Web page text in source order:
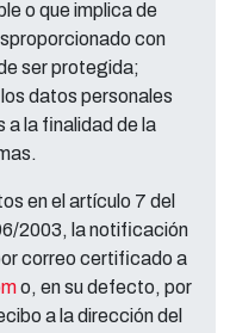
o que implica de
con
ser protegida;
datos personales
a la finalidad de la
en el artículo 7 del
2003, la notificación
correo certificado a
o, en su defecto, por
a la dirección del